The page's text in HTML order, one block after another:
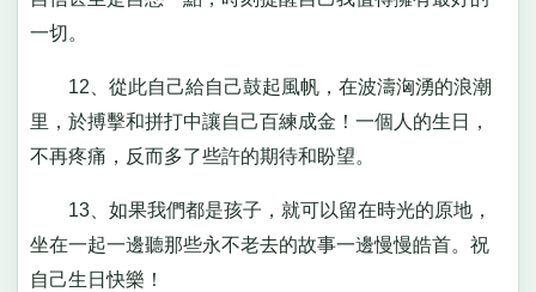
一切。
12、從此自己給自己鼓起風帆，在波濤洶湧的浪潮
里，於搏擊和拼打中讓自己百練成金！一個人的生日，
不再疼痛，反而多了些許的期待和盼望。
13、如果我們都是孩子，就可以留在時光的原地，
坐在一起一邊聽那些永不老去的故事一邊慢慢皓首。祝
自己生日快樂！